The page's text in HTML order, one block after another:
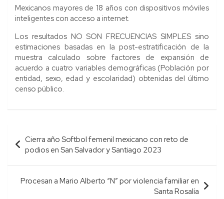
Mexicanos mayores de 18 años con dispositivos móviles
inteligentes con acceso a internet.
Los resultados NO SON FRECUENCIAS SIMPLES sino
estimaciones basadas en la post-estratificación de la
muestra calculado sobre factores de expansión de
acuerdo a cuatro variables demográficas (Población por
entidad, sexo, edad y escolaridad) obtenidas del último
censo público.
Navegación
de
entradas
Cierra año Softbol femenil mexicano con reto de
podios en San Salvador y Santiago 2023
Procesan a Mario Alberto “N” por violencia familiar en
Santa Rosalía